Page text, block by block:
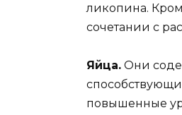
ликопина.
сочетании с
Яйца. Они
повышенные